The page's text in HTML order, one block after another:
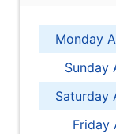
Monday
Sunday
Saturday
Friday